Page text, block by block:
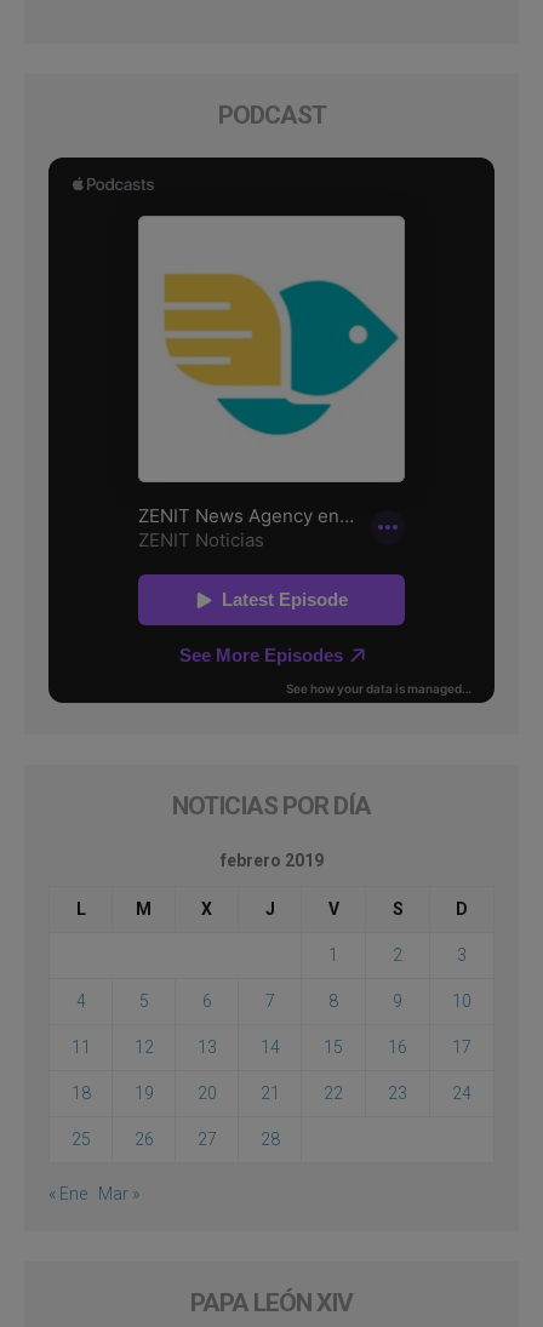
PODCAST
NOTICIAS POR DÍA
febrero 2019
L M X J V S D
1 2 3
4 5 6 7 8 9 10
11 12 13 14 15 16 17
18 19 20 21 22 23 24
25 26 27 28
« Ene Mar »
PAPA LEÓN XIV